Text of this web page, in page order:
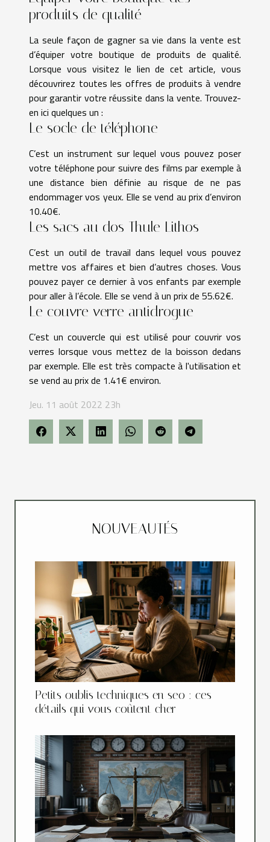
produits de qualité
La seule façon de gagner sa vie dans la vente est
d’équiper votre boutique de produits de qualité.
Lorsque vous visitez le lien de cet article, vous
découvrirez toutes les offres de produits à vendre
pour garantir votre réussite dans la vente. Trouvez-
en ici quelques un :
Le socle de téléphone
C’est un instrument sur lequel vous pouvez poser
votre téléphone pour suivre des films par exemple à
une distance bien définie au risque de ne pas
endommager vos yeux. Elle se vend au prix d’environ
10.40€.
Les sacs au dos Thule Lithos
C’est un outil de travail dans lequel vous pouvez
mettre vos affaires et bien d’autres choses. Vous
pouvez payer ce dernier à vos enfants par exemple
pour aller à l’école. Elle se vend à un prix de 55.62€.
Le couvre verre antidrogue
C’est un couvercle qui est utilisé pour couvrir vos
verres lorsque vous mettez de la boisson dedans
par exemple. Elle est très compacte à l'utilisation et
se vend au prix de 1.41€ environ.
Jeu. 11 août 2022 23h
NOUVEAUTÉS
Petits oublis techniques en seo : ces
détails qui vous coûtent cher